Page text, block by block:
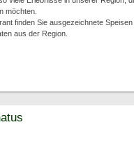
möchten.
finden Sie ausgezeichnete
aus der Region.